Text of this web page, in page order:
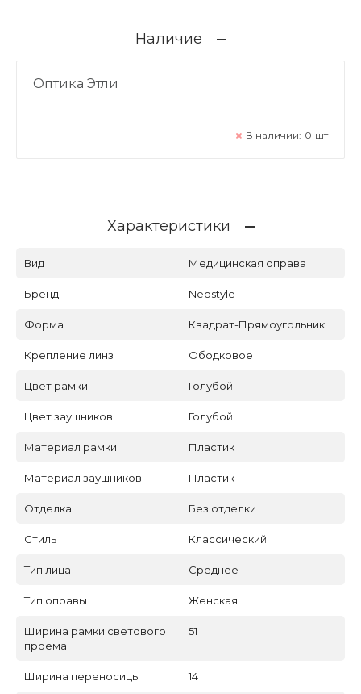
Наличие
Оптика Этли
В наличии: 0 шт
Характеристики
Вид Медицинская оправа
Бренд Neostyle
Форма Квадрат-Прямоугольник
Крепление линз Ободковое
Цвет рамки Голубой
Цвет заушников Голубой
Материал рамки Пластик
Материал заушников Пластик
Отделка Без отделки
Стиль Классический
Тип лица Среднее
Тип оправы Женская
Ширина рамки светового
проема
51
Ширина переносицы 14